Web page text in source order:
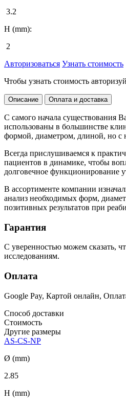
3.2
H (mm):
2
Авторизоваться Узнать стоимость
Чтобы узнать стоимость
Описание Оплата и доставка
С самого начала существования
использованы в большинстве
формой, диаметром, длиной, но с
Всегда прислушиваемся к
пациентов в динамике, чтобы
долговечное функционирование
В ассортименте компании
анализ необходимых форм,
позитивных результатов при
Гарантия
С уверенностью можем сказать,
исследованиям.
Оплата
Google Pay, Картой онлайн,
Способ доставки
Стоимость
Другие размеры
AS-CS-NP
Ø (mm)
2.85
H (mm)